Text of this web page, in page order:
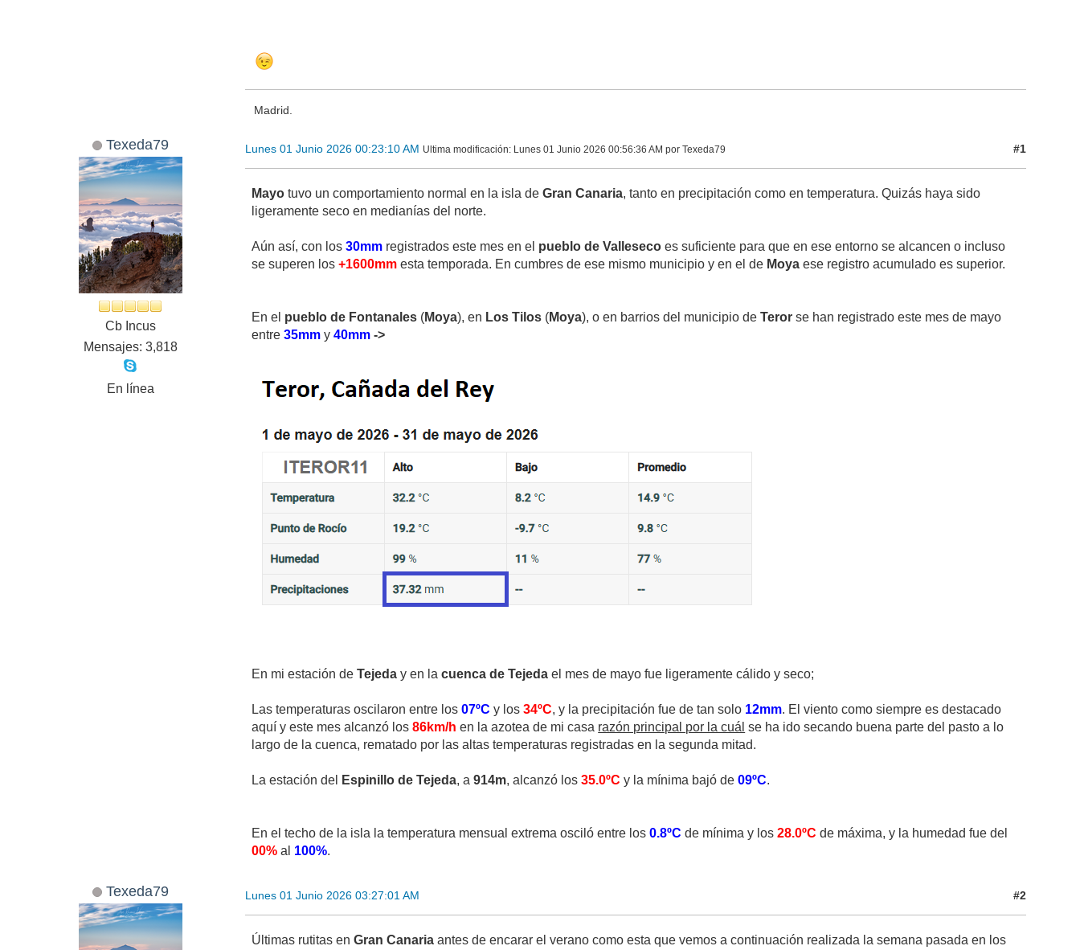
Madrid.
Texeda79
Cb Incus
Mensajes: 3,818
En línea
Lunes 01 Junio 2026 00:23:10 AM Ultima modificación: Lunes 01 Junio 2026 00:56:36 AM por Texeda79 #1
Mayo tuvo un comportamiento normal en la isla deGran Canaria, tanto en precipitación como en temperatura. Quizás haya sido
ligeramente seco en medianías del norte.
Aún así, con los30mm registrados este mes en el pueblo de Valleseco es suficiente para que en ese entorno se alcancen o incluso
se superen los+1600mm esta temporada. En cumbres de ese mismo municipio y en el de Moya ese registro acumulado es superior.
En el pueblo de Fontanales (Moya), en Los Tilos (Moya), o en barrios del municipio deTeror se han registrado este mes de mayo
entre35mm y40mm ->
En mi estación deTejeda y en lacuenca de Tejeda el mes de mayo fue ligeramente cálido y seco;
Las temperaturas oscilaron entre los07ºC y los34ºC, y la precipitación fue de tan solo 12mm. El viento como siempre es destacado
aquí y este mes alcanzó los86km/h en la azotea de mi casa razón principal por la cuál se ha ido secando buena parte del pasto a lo
largo de la cuenca, rematado por las altas temperaturas registradas en la segunda mitad.
La estación del Espinillo de Tejeda, a914m, alcanzó los35.0ºC y la mínima bajó de09ºC.
En el techo de la isla la temperatura mensual extrema osciló entre los0.8ºC de mínima y los28.0ºC de máxima, y la humedad fue del
00% al 100%.
Texeda79 Lunes 01 Junio 2026 03:27:01 AM #2
Últimas rutitas enGran Canaria antes de encarar el verano como esta que vemos a continuación realizada la semana pasada en los